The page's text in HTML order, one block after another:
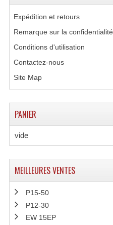
Expédition et retours
Remarque sur la confidentialité
Conditions d'utilisation
Contactez-nous
Site Map
PANIER
vide
MEILLEURES VENTES
P15-50
P12-30
EW 15EP